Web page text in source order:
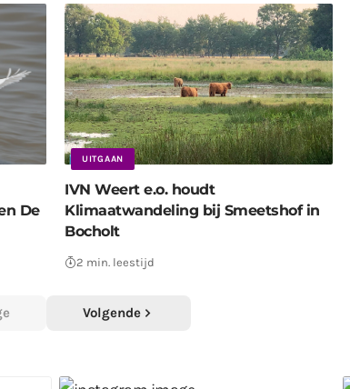
De
UITGAAN
IVN Weert e.o. houdt
Klimaatwandeling bij Smeetshof in
Bocholt
2 min. leestijd
Volgende